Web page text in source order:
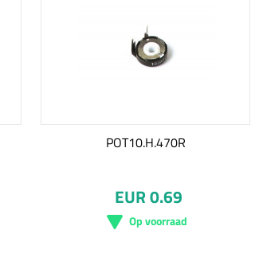
POT10.H.470R
EUR 0.69
Op voorraad